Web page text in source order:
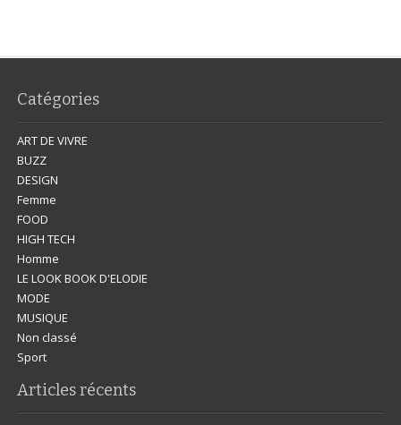
Catégories
ART DE VIVRE
BUZZ
DESIGN
Femme
FOOD
HIGH TECH
Homme
LE LOOK BOOK D'ELODIE
MODE
MUSIQUE
Non classé
Sport
Articles récents